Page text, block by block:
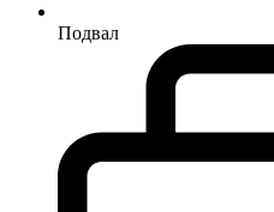
Подвал